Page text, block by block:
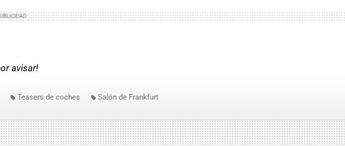
avisar!
Teasers de coches Salón de Frankfurt